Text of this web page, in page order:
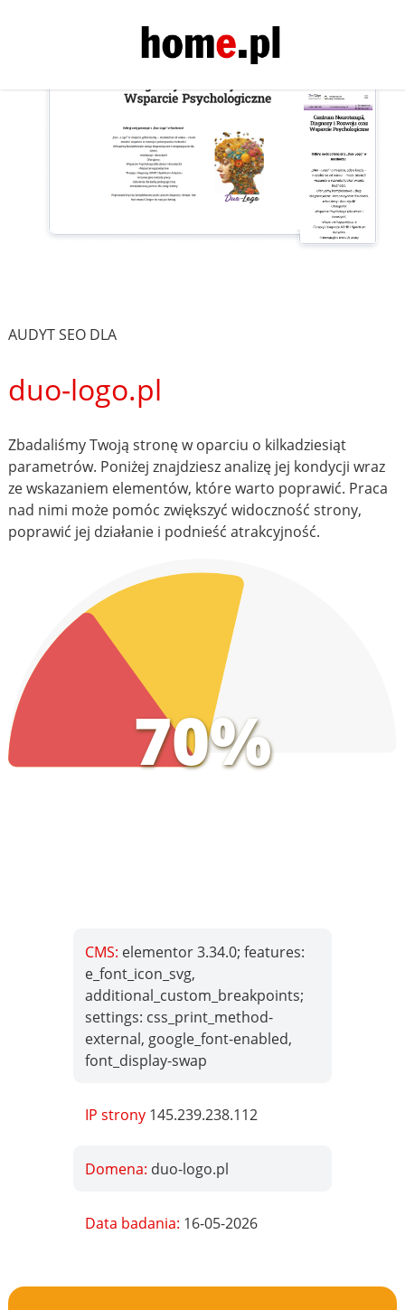
AUDYT SEO DLA
duo-logo.pl
Zbadaliśmy Twoją stronę w oparciu o kilkadziesiąt
parametrów. Poniżej znajdziesz analizę jej kondycji wraz
ze wskazaniem elementów, które warto poprawić. Praca
nad nimi może pomóc zwiększyć widoczność strony,
poprawić jej działanie i podnieść atrakcyjność.
70%
CMS: elementor 3.34.0; features:
e_font_icon_svg,
additional_custom_breakpoints;
settings: css_print_method-
external, google_font-enabled,
font_display-swap
IP strony 145.239.238.112
Domena: duo-logo.pl
Data badania: 16-05-2026